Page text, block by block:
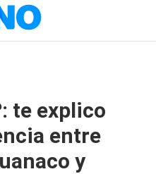
te explico
entre
y